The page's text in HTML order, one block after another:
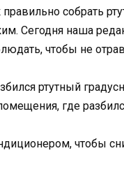
собрать
Сегодня наша
чтобы не
ртутный
где
чтобы